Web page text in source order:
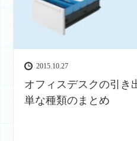
2015.10.27
オフィスデスクの引き
単な種類のまとめ